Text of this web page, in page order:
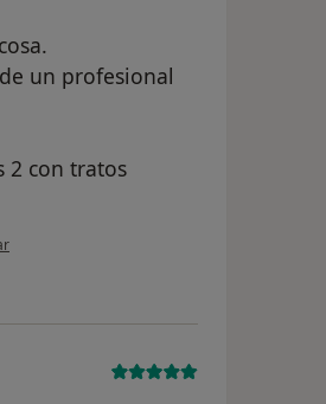
un profesional
2 con tratos
del usuario Sergio Domínguez Montoya